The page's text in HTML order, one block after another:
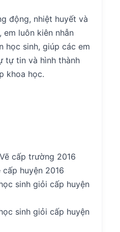
động, nhiệt huyết và
luôn kiên nhẫn
học sinh, giúp các em
tự tin và hình thành
khoa học.
cấp trường 2016
huyện 2016
sinh giỏi cấp huyện
sinh giỏi cấp huyện